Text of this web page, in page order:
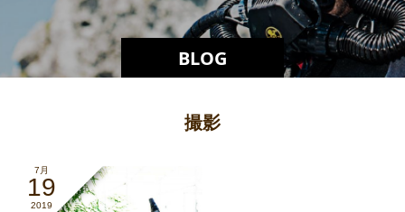
BLOG
撮影
7月
19
2019